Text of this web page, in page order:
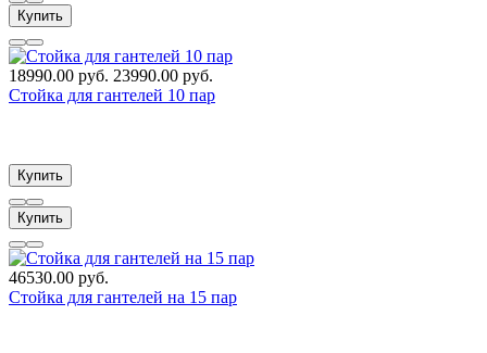
Купить
18990.00 руб. 23990.00 руб.
Стойка для гантелей 10 пар
Купить
Купить
46530.00 руб.
Стойка для гантелей на 15 пар